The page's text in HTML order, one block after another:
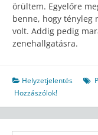
örültem. Egyelőre
benne, hogy tényleg
volt. Addig pedig
zenehallgatásra.
Helyzetjelentés
Hozzászólok!